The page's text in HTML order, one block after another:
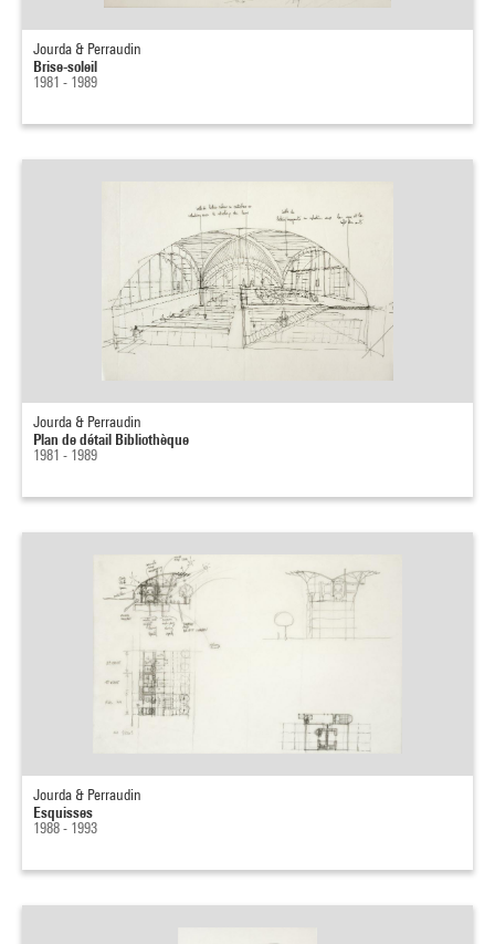
Jourda & Perraudin
Brise-soleil
1981 - 1989
Jourda & Perraudin
Plan de détail Bibliothèque
1981 - 1989
Jourda & Perraudin
Esquisses
1988 - 1993